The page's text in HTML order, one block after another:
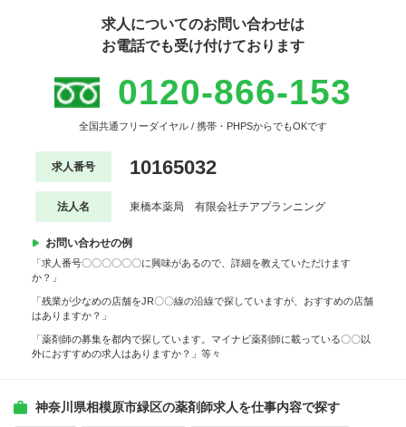
求人についてのお問い合わせは
お電話でも受け付けております
0120-866-153
全国共通フリーダイヤル / 携帯・PHPSからでもOKです
求人番号 10165032
法人名 東橋本薬局 有限会社チアプランニング
お問い合わせの例
「求人番号〇〇〇〇〇〇に興味があるので、詳細を教えていただけます
か？」
「残業が少なめの店舗をJR〇〇線の沿線で探していますが、おすすめの店舗
はありますか？」
「薬剤師の募集を都内で探しています。マイナビ薬剤師に載っている〇〇以
外におすすめの求人はありますか？」等々
神奈川県相模原市緑区の薬剤師求人を仕事内容で探す